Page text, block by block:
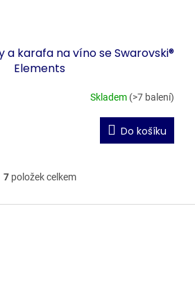
a karafa na víno se Swarovski®
Elements
Skladem (>7 balení)
Do košíku
O
l
7položek celkem